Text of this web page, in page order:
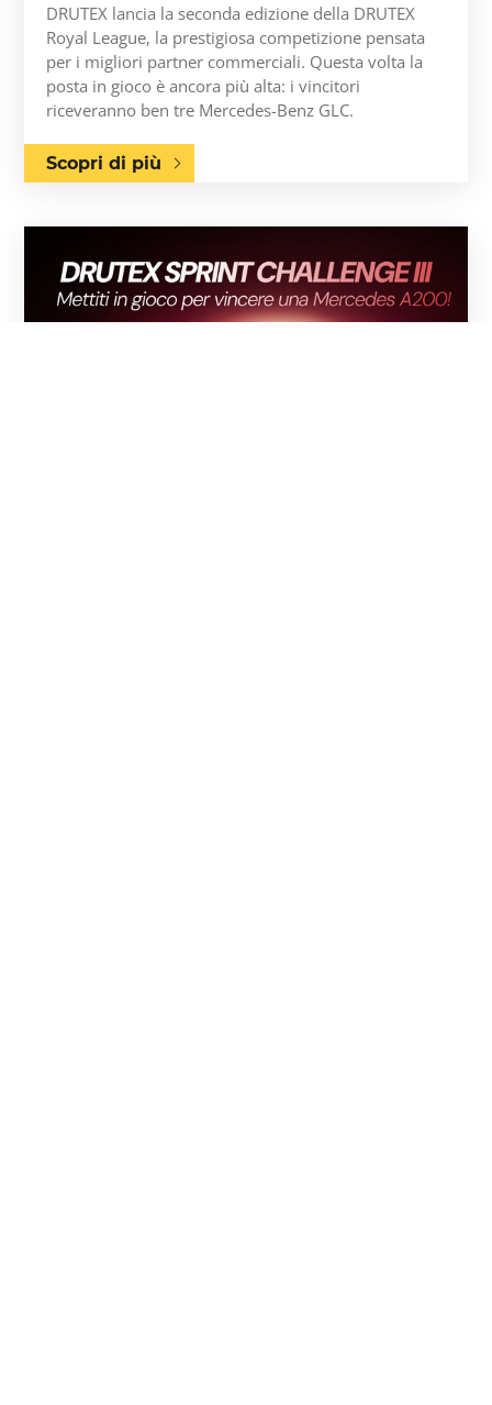
DRUTEX lancia la seconda edizione della DRUTEX
Royal League, la prestigiosa competizione pensata
per i migliori partner commerciali. Questa volta la
posta in gioco è ancora più alta: i vincitori
riceveranno ben tre Mercedes-Benz GLC.
Scopri di più